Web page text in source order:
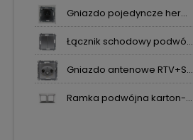
Gniazdo pojedyncze her...
Łącznik schodowy podwó...
Gniazdo antenowe RTV+S...
Ramka podwójna karton-...